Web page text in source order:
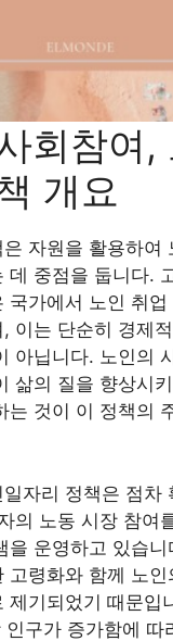
회참여,
개요
자원을 활용하여
데 중점을 둡니다.
국가에서 노인 취업
이는 단순히 경제
아닙니다. 노인의
삶의 질을 향상시
는 것이 이 정책의
자리 정책은 점차
의 노동 시장 참여
을 운영하고 있습니
고령화와 함께 노인
제기되었기 때문입
인구가 증가함에 따